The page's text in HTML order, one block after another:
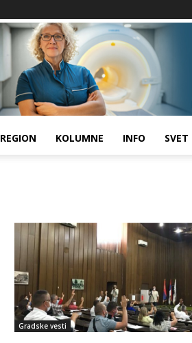
REGION KOLUMNE INFO SVET
Gradske vesti